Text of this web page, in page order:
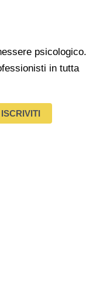
psicologico.
in tutta
ISCRIVITI